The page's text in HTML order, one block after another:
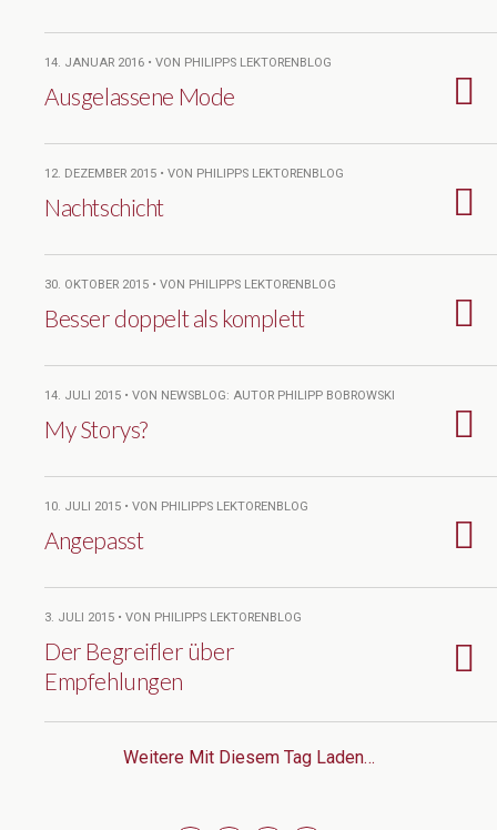
14. JANUAR 2016 • VON PHILIPPS LEKTORENBLOG
Ausgelassene Mode
12. DEZEMBER 2015 • VON PHILIPPS LEKTORENBLOG
Nachtschicht
30. OKTOBER 2015 • VON PHILIPPS LEKTORENBLOG
Besser doppelt als komplett
14. JULI 2015 • VON NEWSBLOG: AUTOR PHILIPP BOBROWSKI
My Storys?
10. JULI 2015 • VON PHILIPPS LEKTORENBLOG
Angepasst
3. JULI 2015 • VON PHILIPPS LEKTORENBLOG
Der Begreifler über
Empfehlungen
Weitere Mit Diesem Tag Laden…